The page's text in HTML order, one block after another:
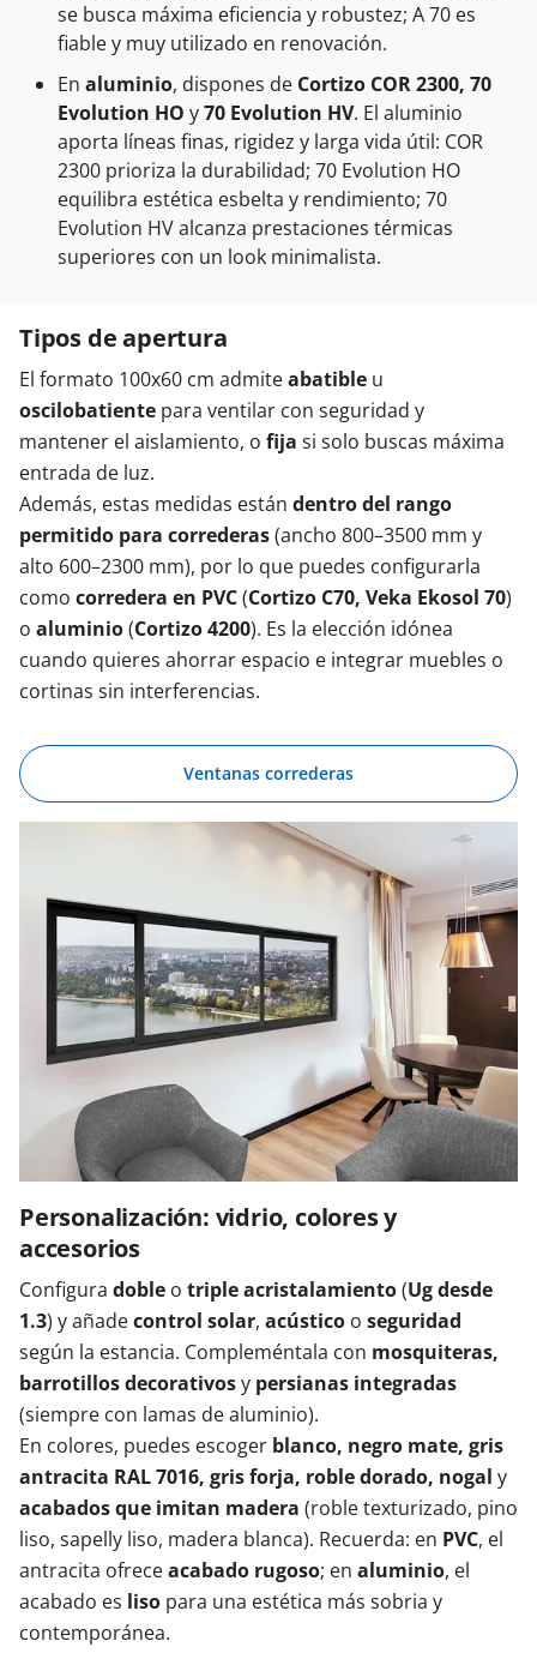
se busca máxima eficiencia y robustez; A 70 es
fiable y muy utilizado en renovación.
En aluminio, dispones de Cortizo COR 2300, 70
Evolution HO y70 Evolution HV. El aluminio
aporta líneas finas, rigidez y larga vida útil: COR
2300 prioriza la durabilidad; 70 Evolution HO
equilibra estética esbelta y rendimiento; 70
Evolution HV alcanza prestaciones térmicas
superiores con un look minimalista.
Tipos de apertura
El formato 100x60 cm admiteabatible u
oscilobatiente para ventilar con seguridad y
mantener el aislamiento, o fija si solo buscas máxima
entrada de luz.
Además, estas medidas están dentro del rango
permitido para correderas(ancho 800–3500 mm y
alto 600–2300 mm), por lo que puedes configurarla
como corredera en PVC(Cortizo C70, Veka Ekosol 70)
o aluminio(Cortizo 4200). Es la elección idónea
cuando quieres ahorrar espacio e integrar muebles o
cortinas sin interferencias.
Ventanas correderas
Personalización: vidrio, colores y
accesorios
Configura doble o triple acristalamiento(Ug desde
1.3) y añadecontrol solar, acústico o seguridad
según la estancia. Compleméntala con mosquiteras,
barrotillos decorativosy persianas integradas
(siempre con lamas de aluminio).
En colores, puedes escoger blanco, negro mate, gris
antracita RAL 7016, gris forja, roble dorado, nogal y
acabados que imitan madera (roble texturizado, pino
liso, sapelly liso, madera blanca). Recuerda: en PVC, el
antracita ofreceacabado rugoso; en aluminio, el
acabado es liso para una estética más sobria y
contemporánea.